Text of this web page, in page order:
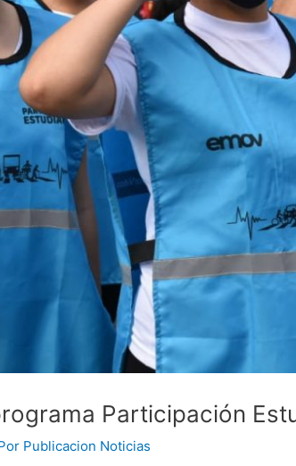
Participación
Publicacion Noticias